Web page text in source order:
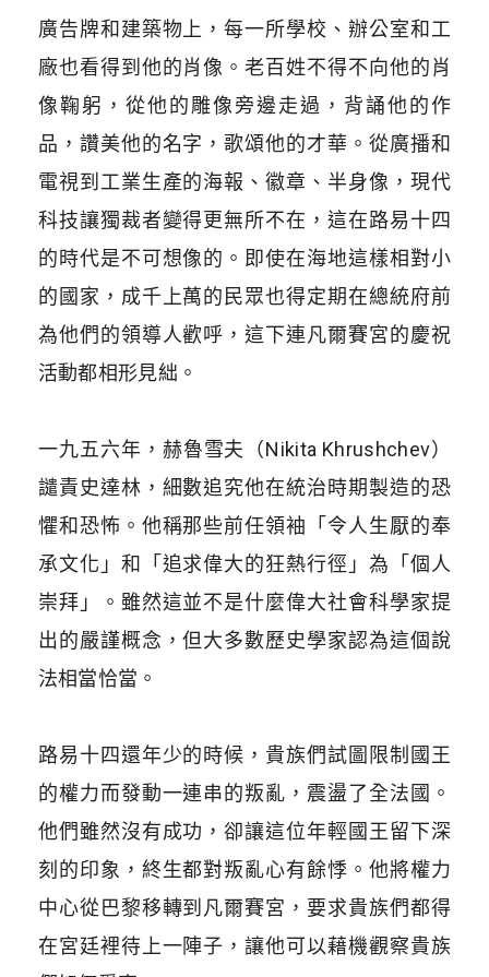
廣告牌和建築物上，每一所學校、辦公室和工
廠也看得到他的肖像。老百姓不得不向他的肖
像鞠躬，從他的雕像旁邊走過，背誦他的作
品，讚美他的名字，歌頌他的才華。從廣播和
電視到工業生產的海報、徽章、半身像，現代
科技讓獨裁者變得更無所不在，這在路易十四
的時代是不可想像的。即使在海地這樣相對小
的國家，成千上萬的民眾也得定期在總統府前
為他們的領導人歡呼，這下連凡爾賽宮的慶祝
活動都相形見絀。
一九五六年，赫魯雪夫（Nikita Khrushchev）
譴責史達林，細數追究他在統治時期製造的恐
懼和恐怖。他稱那些前任領袖「令人生厭的奉
承文化」和「追求偉大的狂熱行徑」為「個人
崇拜」。雖然這並不是什麼偉大社會科學家提
出的嚴謹概念，但大多數歷史學家認為這個說
法相當恰當。
路易十四還年少的時候，貴族們試圖限制國王
的權力而發動一連串的叛亂，震盪了全法國。
他們雖然沒有成功，卻讓這位年輕國王留下深
刻的印象，終生都對叛亂心有餘悸。他將權力
中心從巴黎移轉到凡爾賽宮，要求貴族們都得
在宮廷裡待上一陣子，讓他可以藉機觀察貴族